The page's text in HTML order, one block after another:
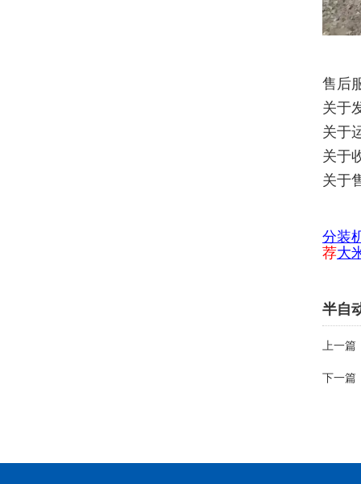
售后
关于
关于
关于
关于
分装
荐大
半自
上一篇
下一篇